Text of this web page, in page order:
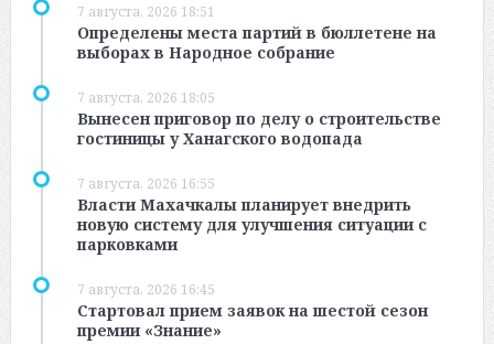
7 августа, 2026 18:51
Определены места партий в бюллетене на
выборах в Народное собрание
7 августа, 2026 18:05
Вынесен приговор по делу о строительстве
гостиницы у Ханагского водопада
7 августа, 2026 16:55
Власти Махачкалы планирует внедрить
новую систему для улучшения ситуации с
парковками
7 августа, 2026 16:45
Стартовал прием заявок на шестой сезон
премии «Знание»